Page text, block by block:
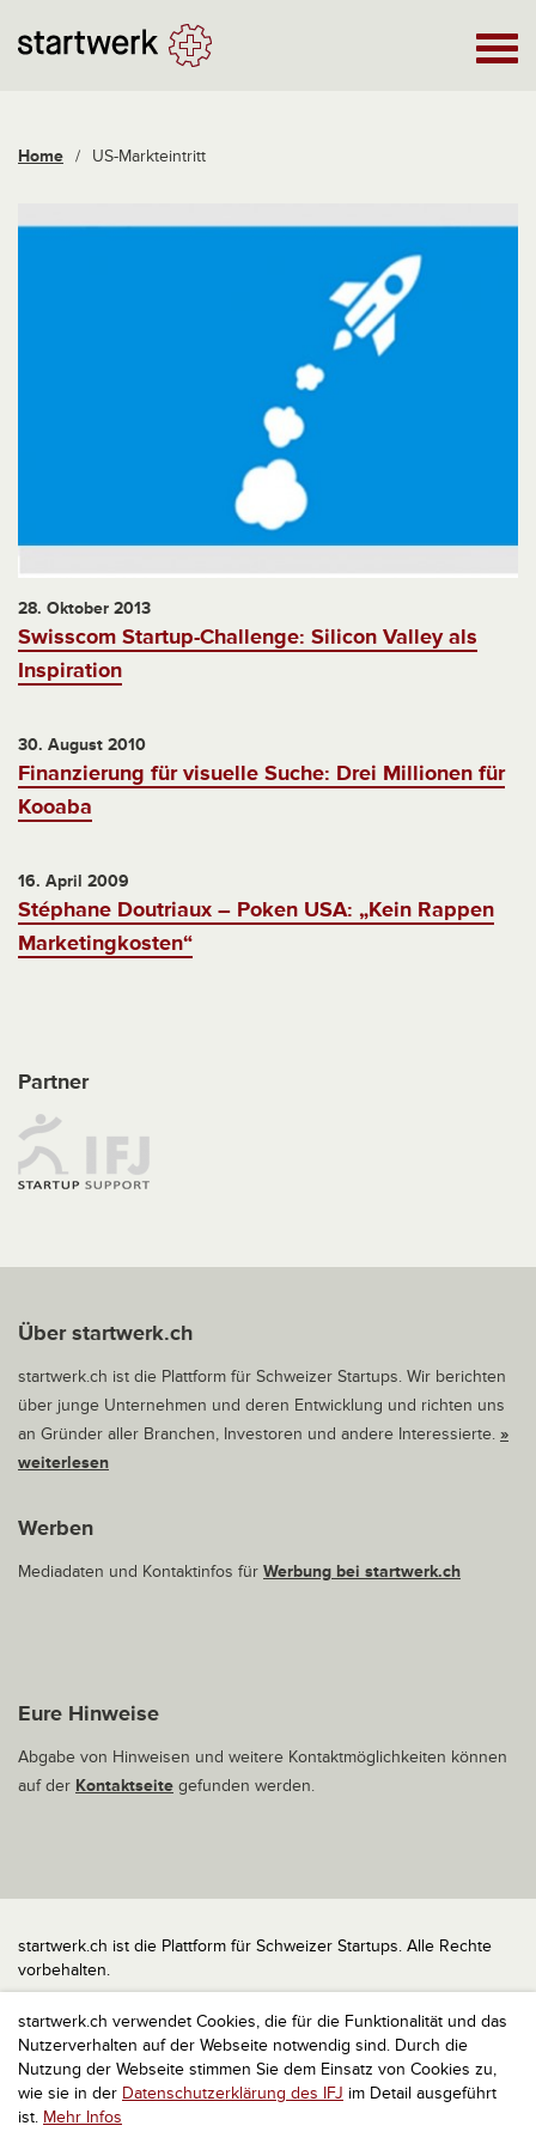
startwerk.ch verwendet Cookies, die für die Funktionalität und das
Nutzerverhalten auf der Webseite notwendig sind. Durch die
Nutzung der Webseite stimmen Sie dem Einsatz von Cookies zu,
wie sie in der Datenschutzerklärung des IFJ im Detail ausgeführt
ist. Mehr Infos
Home / US-Markteintritt
28. Oktober 2013
Swisscom Startup-Challenge: Silicon Valley als
Inspiration
30. August 2010
Finanzierung für visuelle Suche: Drei Millionen für
Kooaba
16. April 2009
Stéphane Doutriaux – Poken USA: „Kein Rappen
Marketingkosten“
Partner
Über startwerk.ch
startwerk.ch ist die Plattform für Schweizer Startups. Wir berichten
über junge Unternehmen und deren Entwicklung und richten uns
an Gründer aller Branchen, Investoren und andere Interessierte. »
weiterlesen
Werben
Mediadaten und Kontaktinfos für Werbung bei startwerk.ch
Eure Hinweise
Abgabe von Hinweisen und weitere Kontaktmöglichkeiten können
auf der Kontaktseite gefunden werden.
startwerk.ch ist die Plattform für Schweizer Startups. Alle Rechte
vorbehalten.
Impressum
Kontakt
nach oben